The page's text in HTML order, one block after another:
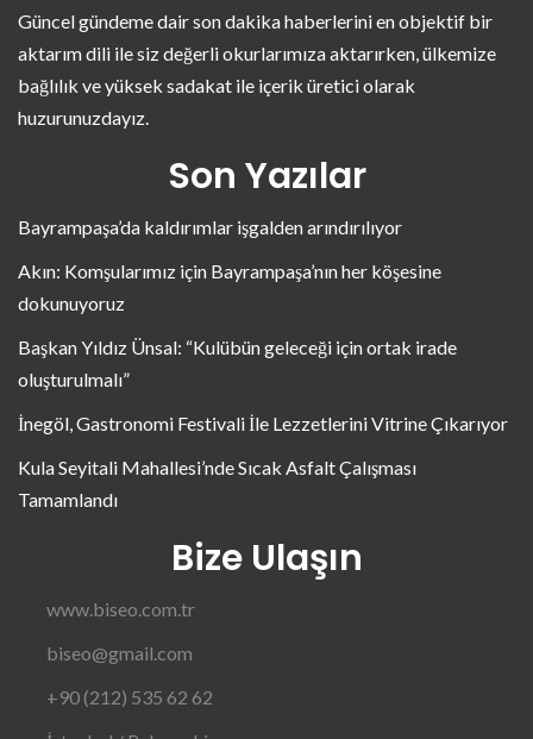
Güncel gündeme dair son dakika haberlerini en objektif bir
aktarım dili ile siz değerli okurlarımıza aktarırken, ülkemize
bağlılık ve yüksek sadakat ile içerik üretici olarak
huzurunuzdayız.
Son Yazılar
Bayrampaşa’da kaldırımlar işgalden arındırılıyor
Akın: Komşularımız için Bayrampaşa’nın her köşesine
dokunuyoruz
Başkan Yıldız Ünsal: “Kulübün geleceği için ortak irade
oluşturulmalı”
İnegöl, Gastronomi Festivali İle Lezzetlerini Vitrine Çıkarıyor
Kula Seyitali Mahallesi’nde Sıcak Asfalt Çalışması
Tamamlandı
Bize Ulaşın
www.biseo.com.tr
biseo@gmail.com
+90 (212) 535 62 62